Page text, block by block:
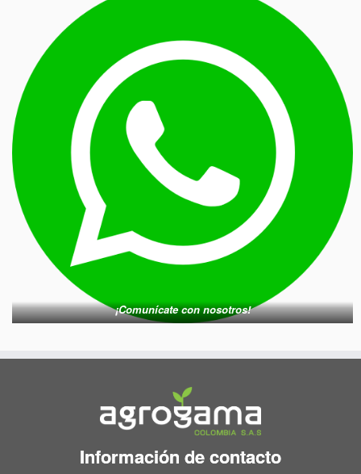
¡Comunícate con nosotros!
Información de contacto